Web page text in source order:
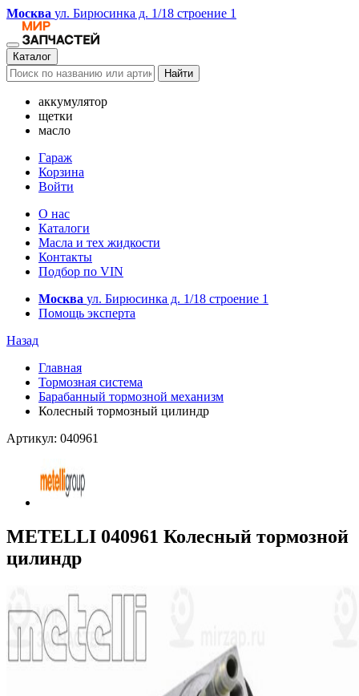
Москва ул. Бирюсинка д. 1/18 строение 1
Каталог
Найти
аккумулятор
щетки
масло
Гараж
Корзина
Войти
О нас
Каталоги
Масла и тех жидкости
Контакты
Подбор по VIN
Москва ул. Бирюсинка д. 1/18 строение 1
Помощь эксперта
Назад
Главная
Тормозная система
Барабанный тормозной механизм
Колесный тормозный цилиндр
Артикул: 040961
METELLI 040961 Колесный тормозной
цилиндр